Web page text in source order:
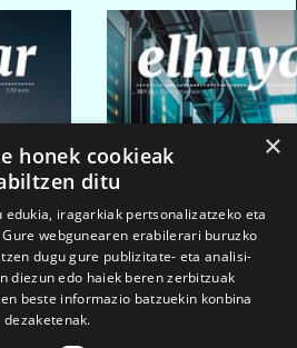
×
honek cookieak
ditu
iragarkiak pertsonalizatzeko eta
webgunearen erabilerari buruzko
dugu gure publizitate- eta analisi-
diezun edo haiek beren zerbitzuak
beste informazio batzuekin konbina
dezaketenak.